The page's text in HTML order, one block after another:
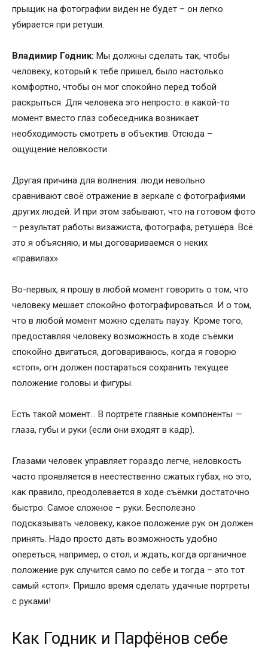
прыщик на фотографии виден не будет – он легко
убирается при ретуши.
Владимир Годник: Мы должны сделать так, чтобы
человеку, который к тебе пришел, было настолько
комфортно, чтобы он мог спокойно перед тобой
раскрыться. Для человека это непросто: в какой-то
момент вместо глаз собеседника возникает
необходимость смотреть в объектив. Отсюда –
ощущение неловкости.
Другая причина для волнения: люди невольно
сравнивают своё отражение в зеркале с фотографиями
других людей. И при этом забывают, что на готовом фото
– результат работы визажиста, фотографа, ретушёра. Всё
это я объясняю, и мы договариваемся о неких
«правилах».
Во-первых, я прошу в любой момент говорить о том, что
человеку мешает спокойно фотографироваться. И о том,
что в любой момент можно сделать паузу. Кроме того,
предоставляя человеку возможность в ходе съёмки
спокойно двигаться, договариваюсь, когда я говорю
«стоп», огн должен постараться сохранить текущее
положение головы и фигуры.
Есть такой момент… В портрете главные компоненты —
глаза, губы и руки (если они входят в кадр).
Глазами человек управляет гораздо легче, неловкость
часто проявляется в неестественно сжатых губах, но это,
как правило, преодолевается в ходе съёмки достаточно
быстро. Самое сложное – руки. Бесполезно
подсказывать человеку, какое положение рук он должен
принять. Надо просто дать возможность удобно
опереться, например, о стол, и ждать, когда органичное
положение рук случится само по себе и тогда – это тот
самый «стоп». Пришло время сделать удачные портреты
с руками!
Как Годник и Парфёнов себе